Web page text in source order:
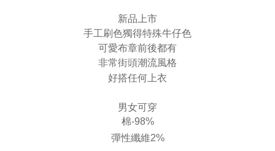
新品上市
手工刷色獨得特殊牛仔色
可愛布章前後都有
非常街頭潮流風格
好搭任何上衣
男女可穿
棉-98%
彈性纖維2%